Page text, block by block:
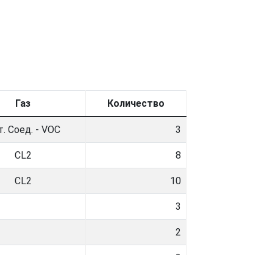
Газ Количество
Соед. - VOC 3
CL2 8
CL2 10
3
2